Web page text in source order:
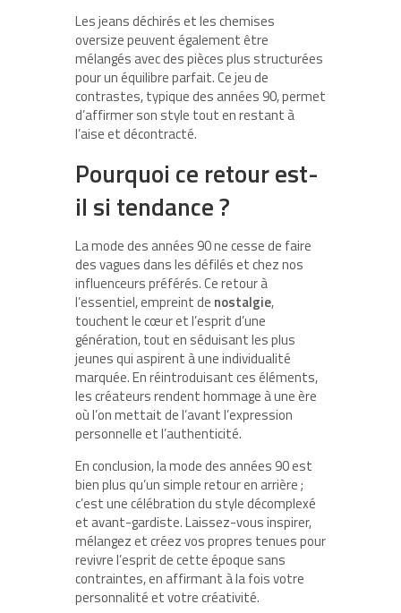
Les jeans déchirés et les chemises
oversize peuvent également être
mélangés avec des pièces plus structurées
pour un équilibre parfait. Ce jeu de
contrastes, typique des années 90, permet
d’affirmer son style tout en restant à
l’aise et décontracté.
Pourquoi ce retour est-
il si tendance ?
La mode des années 90 ne cesse de faire
des vagues dans les défilés et chez nos
influenceurs préférés. Ce retour à
l’essentiel, empreint de nostalgie,
touchent le cœur et l’esprit d’une
génération, tout en séduisant les plus
jeunes qui aspirent à une individualité
marquée. En réintroduisant ces éléments,
les créateurs rendent hommage à une ère
où l’on mettait de l’avant l’expression
personnelle et l’authenticité.
En conclusion, la mode des années 90 est
bien plus qu’un simple retour en arrière ;
c’est une célébration du style décomplexé
et avant-gardiste. Laissez-vous inspirer,
mélangez et créez vos propres tenues pour
revivre l’esprit de cette époque sans
contraintes, en affirmant à la fois votre
personnalité et votre créativité.